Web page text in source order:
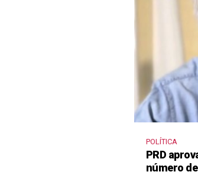
POLÍTICA
PRD
número